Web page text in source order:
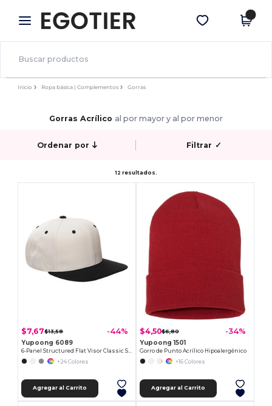
× App de Egotier
¡Mejores precios en app!
Descargar app
Inicio Ropa básica | Complementos Gorras
Gorras Acrílico al por mayor y al por menor
Ordenar por Filtrar ✓
12 resultados.
$7,67$13,58 -44%
Yupoong 6089
+24 Colores
Agregar al Carrito
$4,50$6,80 -34%
Yupoong 1501
Gorro de Punto Acrílico Hipoalergénico
+16 Colores
Agregar al Carrito